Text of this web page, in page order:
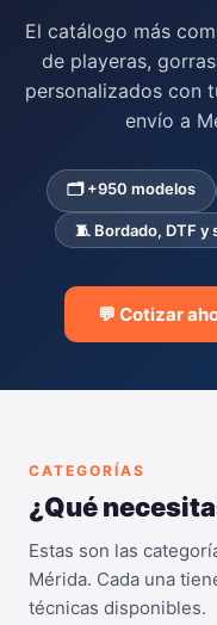
El catálogo más
de playeras,
personalizados con
envío a
🗂️ +950 modelos
🧵 Bordado, DTF y
💬 Cotizar
CATEGORÍAS
¿Qué
Estas son las
Mérida. Cada una
técnicas disponibles.